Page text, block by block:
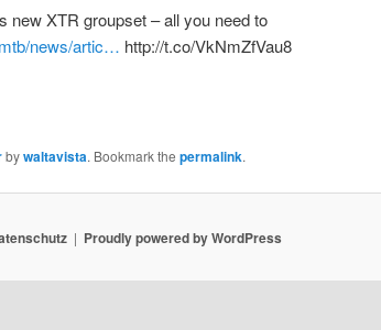
new XTR groupset – all you need to
news/artic… http://t.co/VkNmZfVau8
bywaltavista. Bookmark the permalink.
Proudly powered by WordPress